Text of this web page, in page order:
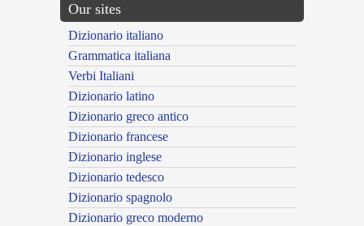
Our sites
Dizionario italiano
Grammatica italiana
Verbi Italiani
Dizionario latino
Dizionario greco antico
Dizionario francese
Dizionario inglese
Dizionario tedesco
Dizionario spagnolo
Dizionario greco moderno